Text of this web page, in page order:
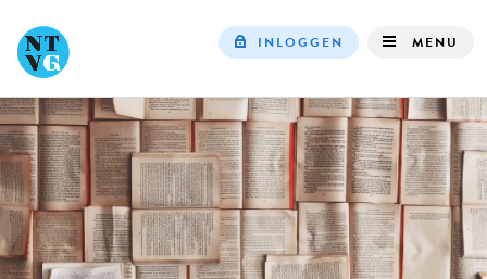
navigation
INLOGGEN MENU